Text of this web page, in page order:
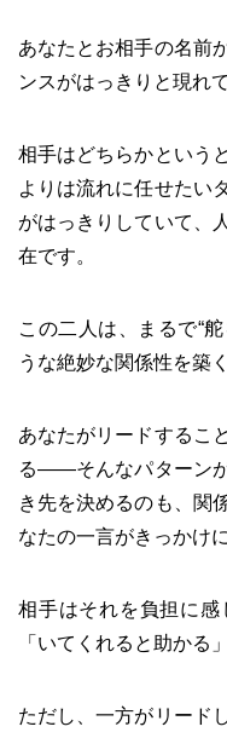
あなたとお相手の名前
ンスがはっきりと現れ
相手はどちらかという
よりは流れに任せたい
がはっきりしていて、
在です。
この二人は、まるで“
うな絶妙な関係性を築
あなたがリードするこ
る――そんなパターン
き先を決めるのも、関
なたの一言がきっかけ
相手はそれを負担に感
「いてくれると助かる
ただし、一方がリード